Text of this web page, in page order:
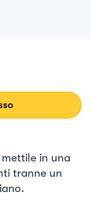
in una
tranne un